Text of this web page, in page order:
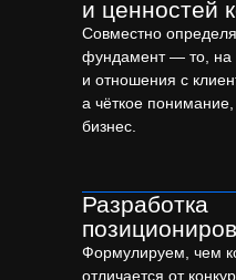
и ценностей
Совместно
фундамент — то, на
и отношения с
а чёткое
бизнес.
Разработка
Формулируем, чем
отличается от